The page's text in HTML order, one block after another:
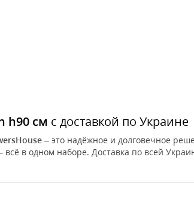
h90 см с доставкой по Украине
– это надёжное и долговечное
всё в одном наборе. Доставка по всей